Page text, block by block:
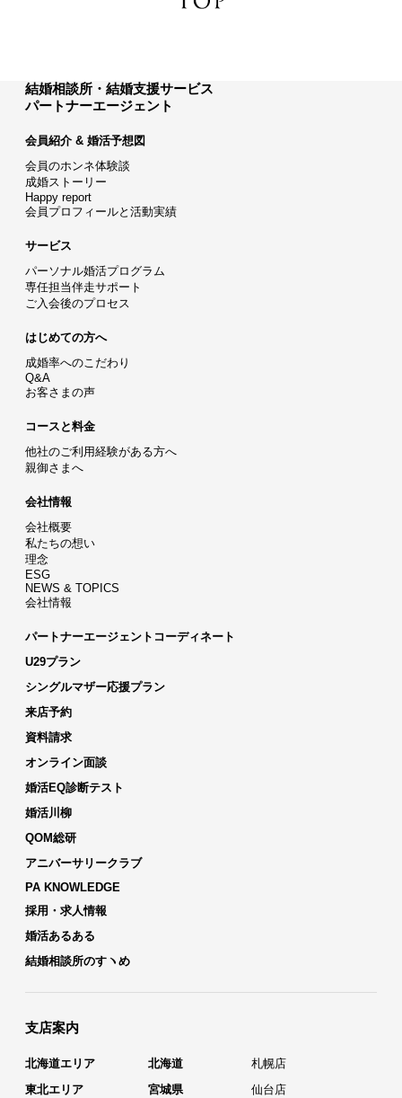
結婚相談所・結婚支援サービス
パートナーエージェント
会員紹介 & 婚活予想図
会員のホンネ体験談
成婚ストーリー
Happy report
会員プロフィールと活動実績
サービス
パーソナル婚活プログラム
専任担当伴走サポート
ご入会後のプロセス
はじめての方へ
成婚率へのこだわり
Q&A
お客さまの声
コースと料金
他社のご利用経験がある方へ
親御さまへ
会社情報
会社概要
私たちの想い
理念
ESG
NEWS & TOPICS
会社情報
パートナーエージェントコーディネート
U29プラン
シングルマザー応援プラン
来店予約
資料請求
オンライン面談
婚活EQ診断テスト
婚活川柳
QOM総研
アニバーサリークラブ
PA KNOWLEDGE
採用・求人情報
婚活あるある
結婚相談所のすヽめ
支店案内
北海道エリア 北海道
札幌店
東北エリア
宮城県
仙台店